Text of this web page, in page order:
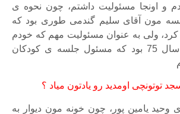
و اونجا مسئولیت داشتم، چون نحوه ی
مون آقای سلیم گندمی طوری بود که
ولی به عنوان مسئولیت مهم که خودم
اداره کنم تابستان سال 75 بود که مسئول جلسه ی کودکان
توتونچی اومدید رو یادتون میاد ؟
وحید یامین پور، چون خونه مون دیوار به